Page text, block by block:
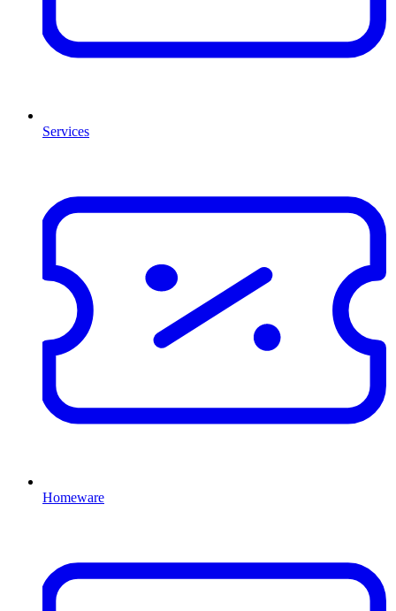
Services
Homeware